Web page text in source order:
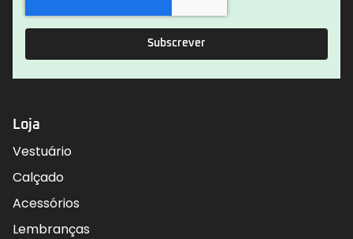
Subscrever
Loja
Vestuário
Calçado
Acessórios
Lembranças